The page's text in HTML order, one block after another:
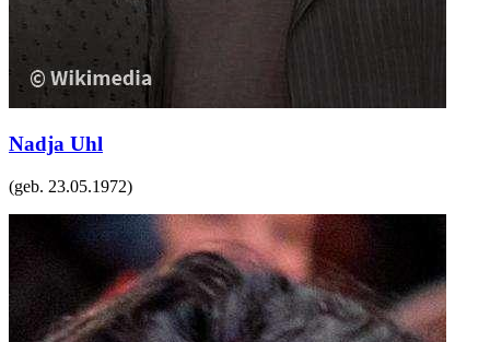
Nadja Uhl
(geb. 23.05.1972)